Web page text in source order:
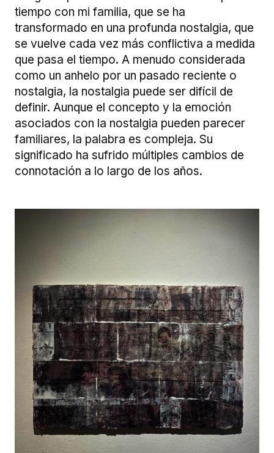
tiempo con mi familia, que se ha
transformado en una profunda nostalgia, que
se vuelve cada vez más conflictiva a medida
que pasa el tiempo. A menudo considerada
como un anhelo por un pasado reciente o
nostalgia, la nostalgia puede ser difícil de
definir. Aunque el concepto y la emoción
asociados con la nostalgia pueden parecer
familiares, la palabra es compleja. Su
significado ha sufrido múltiples cambios de
connotación a lo largo de los años.